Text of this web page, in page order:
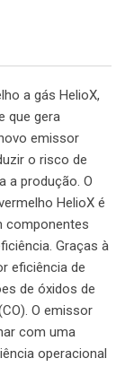
a gás HelioX,
que gera
emissor
o risco de
a produção. O
HelioX é
componentes
Graças à
eficiência de
de óxidos de
O emissor
com uma
operacional